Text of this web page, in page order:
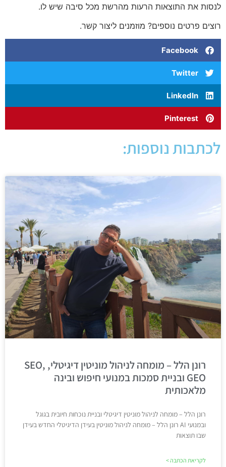
לנסות את התוצאות הרעות מהרשת מכל סיבה שיש לו.
רוצים פרטים נוספים? מוזמנים ליצור קשר.
Facebook
Twitter
LinkedIn
Pinterest
לכתבות נוספות:
רונן הלל – מומחה לניהול מוניטין דיגיטלי, SEO,
GEO ובניית סמכות במנועי חיפוש ובינה
מלאכותית
רונן הלל – מומחה לניהול מוניטין דיגיטלי ובניית נוכחות חיובית בגוגל
ובמנועי AI רונן הלל – מומחה לניהול מוניטין בעידן הדיגיטלי החדש בעידן
שבו תוצאות
לקריאת הכתבה >